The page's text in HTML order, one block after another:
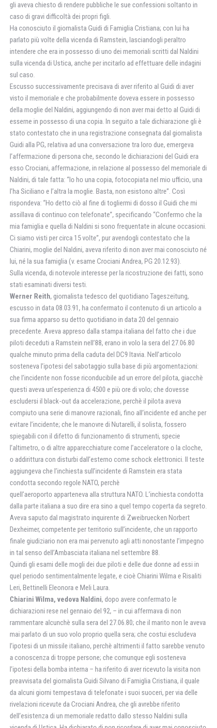
gli aveva chiesto di rendere pubbliche le sue confessioni soltanto in
caso di gravi difficoltà dei propri figli.
Ha conosciuto il giornalista Guidi di Famiglia Cristiana; con lui ha
parlato più volte della vicenda di Ramstein, lasciandogli peraltro
intendere che era in possesso di uno dei memoriali scritti dal Naldini
sulla vicenda di Ustica, anche per incitarlo ad effettuare delle indagini
sul caso.
Escusso successivamente precisava di aver riferito al Guidi di aver
visto il memoriale e che probabilmente doveva essere in possesso
della moglie del Naldini, aggiungendo di non aver mai detto al Guidi di
esserne in possesso di una copia. In seguito a tale dichiarazione gli è
stato contestato che in una registrazione consegnata dal giornalista
Guidi alla PG, relativa ad una conversazione tra loro due, emergeva
l’affermazione di persona che, secondo le dichiarazioni del Guidi era
esso Crociani, affermazione, in relazione al possesso del memoriale di
Naldini, di tale fatta: “Io ho una copia, fotocopiata nel mio ufficio, una
l’ha Siciliano e l’altra la moglie. Basta, non esistono altre”. Così
rispondeva: “Ho detto ciò al fine di togliermi di dosso il Guidi che mi
assillava di continuo con telefonate”, specificando “Confermo che la
mia famiglia e quella di Naldini si sono frequentate in alcune occasioni.
Ci siamo visti per circa 15 volte”, pur avendogli contestato che la
Chiarini, moglie del Naldini, aveva riferito di non aver mai conosciuto né
lui, né la sua famiglia (v. esame Crociani Andrea, PG 20.12.93).
Sulla vicenda, di notevole interesse per la ricostruzione dei fatti, sono
stati esaminati diversi testi.
Werner Reith, giornalista tedesco del quotidiano Tageszeitung,
escusso in data 08.03.91, ha confermato il contenuto di un articolo a
sua firma apparso su detto quotidiano in data 20 del gennaio
precedente. Aveva appreso dalla stampa italiana del fatto che i due
piloti deceduti a Ramstein nell’88, erano in volo la sera del 27.06.80
qualche minuto prima della caduta del DC9 Itavia. Nell’articolo
sosteneva l’ipotesi del sabotaggio sulla base di più argomentazioni:
che l’incidente non fosse riconducibile ad un errore del pilota, giacchè
questi aveva un’esperienza di 4500 e più ore di volo; che dovesse
escludersi il black-out da accelerazione, perchè il pilota aveva
compiuto una serie di manovre razionali, fino all’incidente ed anche per
evitare l’incidente; che le manovre di Nutarelli, il solista, fossero
spiegabili con il difetto di funzionamento di strumenti, specie
l’altimetro, o di altre apparecchiature come l’acceleratore o la cloche,
o addirittura con disturbi dall’esterno come schock elettronici. Il teste
aggiungeva che l’inchiesta sull’incidente di Ramstein era stata
condotta secondo regole NATO, perchè
quell’aeroporto apparteneva alla struttura NATO. L’inchiesta condotta
dalla parte italiana a suo dire era sino a quel tempo coperta da segreto.
Aveva saputo dal magistrato inquirente di Zweibruecken Norbert
Dexheimer, competente per territorio sull’incidente, che un rapporto
finale giudiziario non era mai pervenuto agli atti nonostante l’impegno
in tal senso dell’Ambasciata italiana nel settembre 88.
Quindi gli esami delle mogli dei due piloti e delle due donne ad essi in
quel periodo sentimentalmente legate, e cioè Chiarini Wilma e Risaliti
Leri, Bettinelli Eleonora e Meli Laura.
Chiarini Wilma, vedova Naldini, dopo avere confermato le
dichiarazioni rese nel gennaio del 92, – in cui affermava di non
rammentare alcunchè sulla sera del 27.06.80; che il marito non le aveva
mai parlato di un suo volo proprio quella sera; che costui escludeva
l’ipotesi di un missile italiano, perchè altrimenti il fatto sarebbe venuto
a conoscenza di troppe persone; che comunque egli sosteneva
l’ipotesi della bomba interna – ha riferito di aver ricevuto la visita non
preavvisata del giornalista Guidi Silvano di Famiglia Cristiana, il quale
da alcuni giorni tempestava di telefonate i suoi suoceri, per via delle
rivelazioni ricevute da Crociani Andrea, che gli avrebbe riferito
dell’esistenza di un memoriale redatto dallo stesso Naldini sulla